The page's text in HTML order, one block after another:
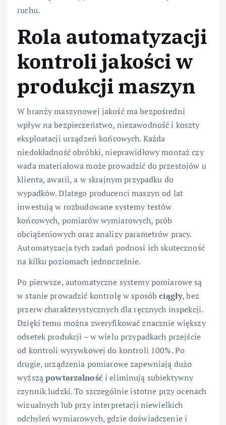
ruchu.
Rola automatyzacji
kontroli jakości w
produkcji maszyn
W branży maszynowej jakość ma bezpośredni
wpływ na bezpieczeństwo, niezawodność i koszty
eksploatacji urządzeń końcowych. Każda
niedokładność obróbki, nieprawidłowy montaż czy
wada materiałowa może prowadzić do przestojów u
klienta, awarii, a w skrajnym przypadku do
wypadków. Dlatego producenci maszyn od lat
inwestują w rozbudowane systemy testów
końcowych, pomiarów wymiarowych, prób
obciążeniowych oraz analizy parametrów pracy.
Automatyzacja tych zadań podnosi ich skuteczność
na kilku poziomach jednocześnie.
Po pierwsze, automatyczne systemy pomiarowe są
w stanie prowadzić kontrolę w sposóbciągły, bez
przerw charakterystycznych dla ręcznych inspekcji.
Dzięki temu można zweryfikować znacznie większy
odsetek produkcji – w wielu przypadkach przejście
od kontroli wyrywkowej do kontroli 100%. Po
drugie, urządzenia pomiarowe zapewniają dużo
wyższąpowtarzalność i eliminują subiektywny
czynnik ludzki. To szczególnie istotne przy ocenach
wizualnych lub przy interpretacji niewielkich
odchyleń wymiarowych, gdzie doświadczenie i